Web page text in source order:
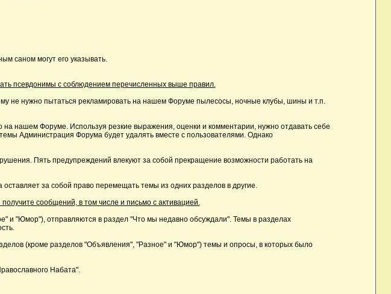
саном могут его указывать.
псевдонимы с соблюдением перечисленных выше правил.
не нужно пытаться рекламировать на нашем Форуме пылесосы, ночные клубы, шины и т.п.
нашем Форуме. Используя резкие выражения, оценки и комментарии, нужно отдавать себе
Администрация Форума будет удалять вместе с пользователями. Однако
Пять предупреждений влекуют за собой прекращение возможности работать на
за собой право перемещать темы из одних разделов в другие.
сообщений, в том числе и письмо с активацией.
и "Юмор"), отправляются в раздел "Что мы недавно обсуждали". Темы в разделах
(кроме разделов "Объявления", "Разное" и "Юмор") темы и опросы, в которых было
Набата".